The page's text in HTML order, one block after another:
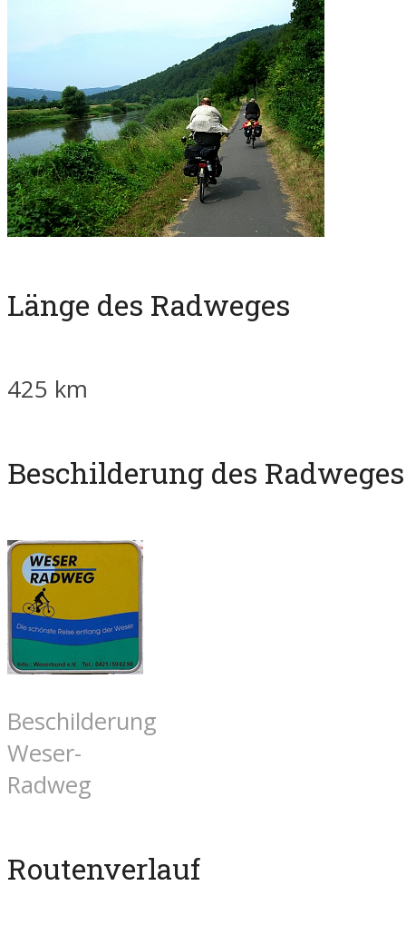
Länge des Radweges
425 km
Beschilderung des Radweges
Beschilderung
Weser-
Radweg
Routenverlauf